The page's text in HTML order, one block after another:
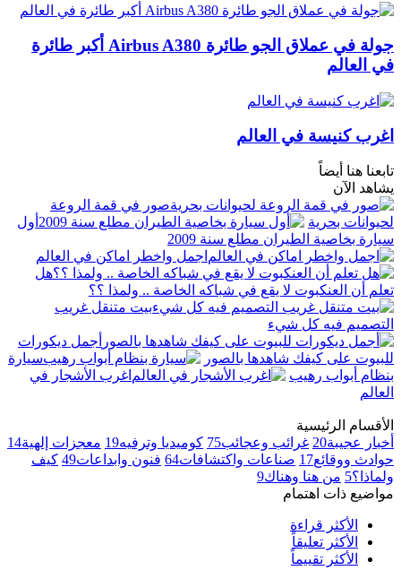
جولة في عملاق الجو طائرة Airbus A380 أكبر طائرة
في العالم
اغرب كنيسة في العالم
تابعنا هنا أيضاً
يشاهد الآن
صور في قمة الروعة
لحيوانات بحرية
أول
سيارة بخاصية الطيران مطلع سنة 2009
اجمل واخطر اماكن في العالم
هل
تعلم أن العنكبوت لا يقع في شباكه الخاصة .. ولمذا ؟؟
بيت متنقل غريب
التصميم فيه كل شيء
أجمل ديكورات
للبيوت على كيفك شاهدها بالصور
سيارة
بنظام أبواب رهيب
اغرب الأشجار في
العالم
الأقسام الرئيسية
أخبار عجيبة20 غرائب وعجائب75 كوميديا وترفيه19 معجزات إلهية14
حوادث ووقائع17 صناعات واكتشافات64 فنون وابداعات49 كيف
ولماذا؟5 من هنا وهناك9
مواضيع ذات اهتمام
الأكثر قراءة
الأكثر تعليقاً
الأكثر تقييماً